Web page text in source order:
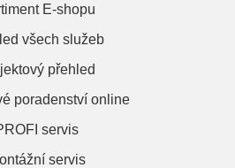
E-shopu
všech služeb
přehled
poradenství online
servis
servis